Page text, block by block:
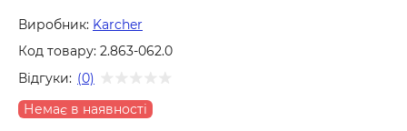
Виробник: Karcher
Код товару: 2.863-062.0
Відгуки: (0)
Немає в наявності